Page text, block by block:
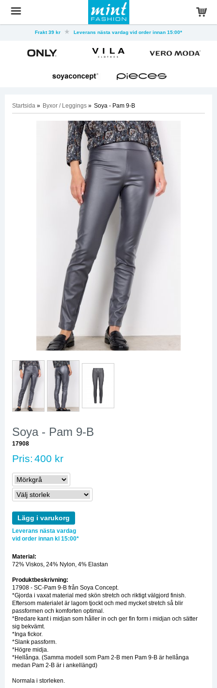
Frakt 39 kr Leverans nästa vardag vid order innan 15:00*
Startsida » Byxor / Leggings » Soya - Pam 9-B
Soya - Pam 9-B
17908
Pris: 400 kr
Lägg i varukorg
Leverans nästa vardag
vid order innan kl 15:00*
Material:
72% Viskos, 24% Nylon, 4% Elastan
Produktbeskrivning:
17908 - SC-Pam 9-B från Soya Concept.
*Gjorda i vaxat material med skön stretch och riktigt välgjord finish.
Eftersom materialet är lagom tjockt och med mycket stretch så blir
passformen och komforten optimal.
*Bredare kant i midjan som håller in och ger fin form i midjan och sätter
sig bekvämt.
*Inga fickor.
*Slank passform.
*Högre midja.
*Hellånga. (Samma modell som Pam 2-B men Pam 9-B är hellånga
medan Pam 2-B är i ankellängd)
Normala i storleken.